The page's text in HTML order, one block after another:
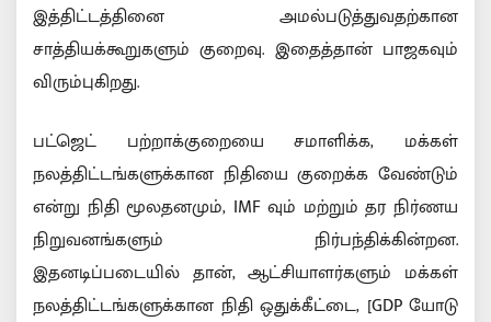
இத்திட்டத்தினை அமல்படுத்துவதற்கான
சாத்தியக்கூறுகளும் குறைவு. இதைத்தான் பாஜகவும்
விரும்புகிறது.
பட்ஜெட் பற்றாக்குறையை சமாளிக்க, மக்கள்
நலத்திட்டங்களுக்கான நிதியை குறைக்க வேண்டும்
என்று நிதி மூலதனமும், IMF வும் மற்றும் தர நிர்ணய
நிறுவனங்களும் நிர்பந்திக்கின்றன.
இதனடிப்படையில் தான், ஆட்சியாளர்களும் மக்கள்
நலத்திட்டங்களுக்கான நிதி ஒதுக்கீட்டை, [GDP யோடு